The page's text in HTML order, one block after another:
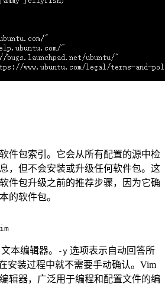
件包索引。它会从所有配置的源中检
，但不会安装或升级任何软件包。这
件包升级之前的推荐步骤，因为它确
的软件包。
本编辑器。 -y 选项表示自动回答所
安装过程中就不需要手动确认。Vim
辑器，广泛用于编程和配置文件的编